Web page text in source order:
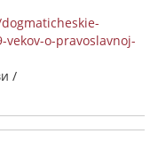
o-pravoslavnoj-
/